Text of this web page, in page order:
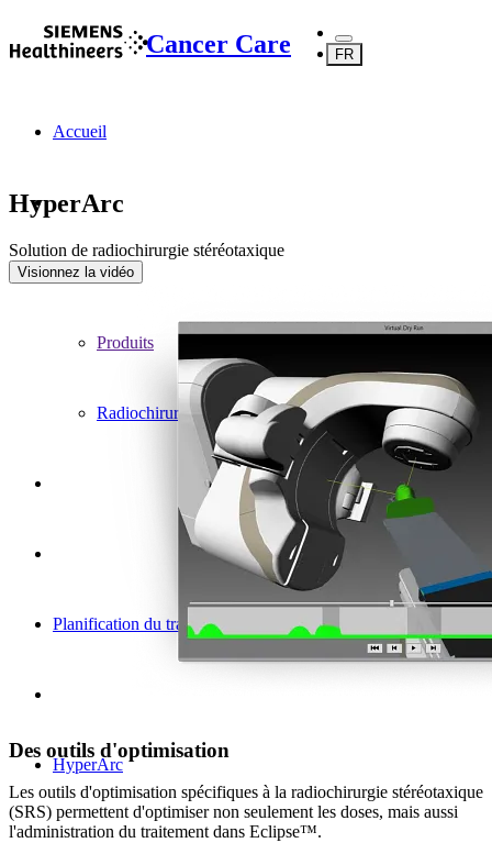
Cancer Care FR
Accueil
...
Produits
Radiochirurgie
Planification du traitement
HyperArc
HyperArc
Solution de radiochirurgie stéréotaxique
Visionnez la vidéo
Des outils d'optimisation
Les outils d'optimisation spécifiques à la radiochirurgie stéréotaxique
(SRS) permettent d'optimiser non seulement les doses, mais aussi
l'administration du traitement dans Eclipse™.